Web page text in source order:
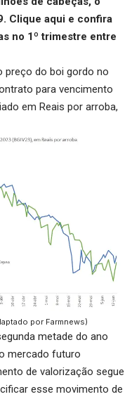
Clique aqui e confira
no 1º trimestre entre
preço do boi gordo no
para vencimento
em Reais por arroba,
por Farmnews)
metade do ano
mercado futuro
de valorização segue
esse movimento de